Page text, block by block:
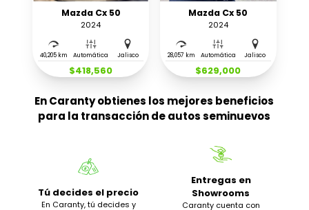
Mazda Cx 50
2024
40,205 km Automática Jalisco
$418,560
Mazda Cx 50
2024
28,057 km Automática Jalisco
$629,000
En Caranty obtienes los mejores beneficios
para la transacción de autos seminuevos
Tú decides el precio
En Caranty, tú decides y
Entregas en
Showrooms
Caranty cuenta con